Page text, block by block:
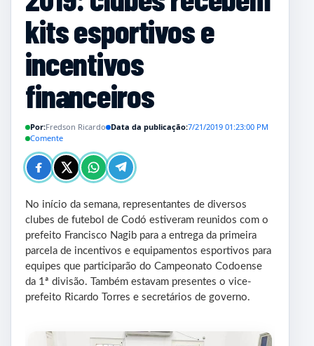
kits esportivos e
incentivos
financeiros
Por:Fredson Ricardo Data da publicação:7/21/2019 01:23:00 PM
Comente
No início da semana, representantes de diversos
clubes de futebol de Codó estiveram reunidos com o
prefeito Francisco Nagib para a entrega da primeira
parcela de incentivos e equipamentos esportivos para
equipes que participarão do Campeonato Codoense
da 1ª divisão. Também estavam presentes o vice-
prefeito Ricardo Torres e secretários de governo.